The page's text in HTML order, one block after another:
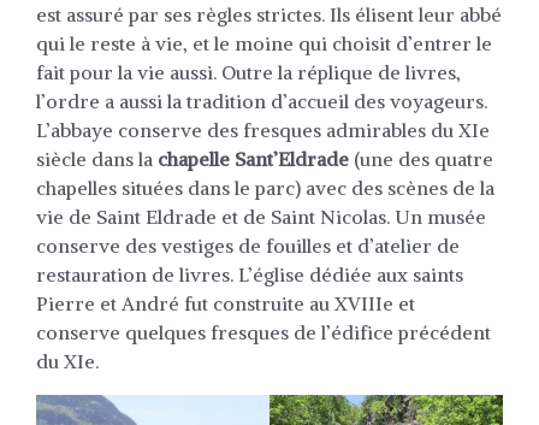
est assuré par ses règles strictes. Ils élisent leur abbé
qui le reste à vie, et le moine qui choisit d’entrer le
fait pour la vie aussi. Outre la réplique de livres,
l’ordre a aussi la tradition d’accueil des voyageurs.
L’abbaye conserve des fresques admirables du XIe
siècle dans la chapelle Sant’Eldrade (une des quatre
chapelles situées dans le parc) avec des scènes de la
vie de Saint Eldrade et de Saint Nicolas. Un musée
conserve des vestiges de fouilles et d’atelier de
restauration de livres. L’église dédiée aux saints
Pierre et André fut construite au XVIIIe et
conserve quelques fresques de l’édifice précédent
du XIe.